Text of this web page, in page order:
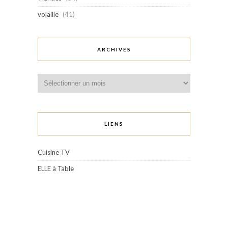
volaille (41)
ARCHIVES
LIENS
Cuisine TV
ELLE à Table